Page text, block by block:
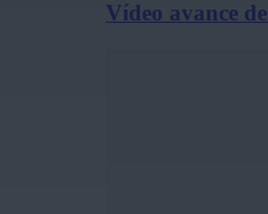
Vídeo avance